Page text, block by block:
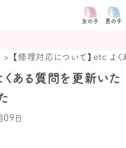
女の子 男の子
> 【修理対応について】etc よ
くある質問を更新いた
09日